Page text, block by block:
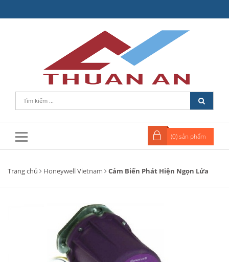
(0) sản phẩm
Trang chủ Honeywell Vietnam Cảm Biến Phát Hiện Ngọn Lửa